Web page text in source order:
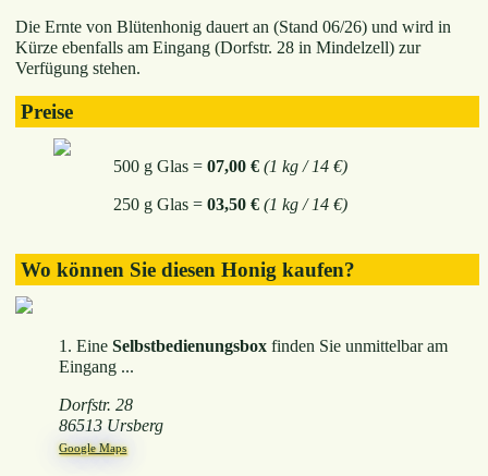
Die Ernte von Blütenhonig dauert an (Stand 06/26) und wird in
Kürze ebenfalls am Eingang (Dorfstr. 28 in Mindelzell) zur
Verfügung stehen.
Preise
500 g Glas =07,00 € (1 kg / 14 €)
250 g Glas =03,50 € (1 kg / 14 €)
Wo können Sie diesen Honig kaufen?
1. EineSelbstbedienungsbox finden Sie unmittelbar am
Eingang ...
Dorfstr. 28
86513 Ursberg
Google Maps